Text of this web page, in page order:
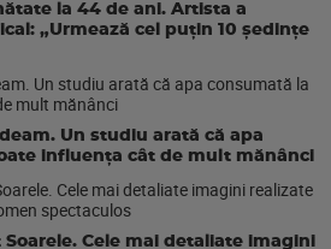
la 44 de ani. Artista a
„Urmează cel puțin 10 ședințe
Un studiu arată că apa
influența cât de mult mănânci
Cele mai detaliate imagini